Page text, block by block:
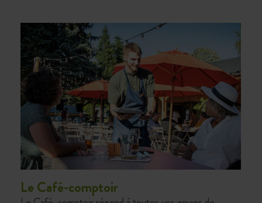
Le Café-comptoir